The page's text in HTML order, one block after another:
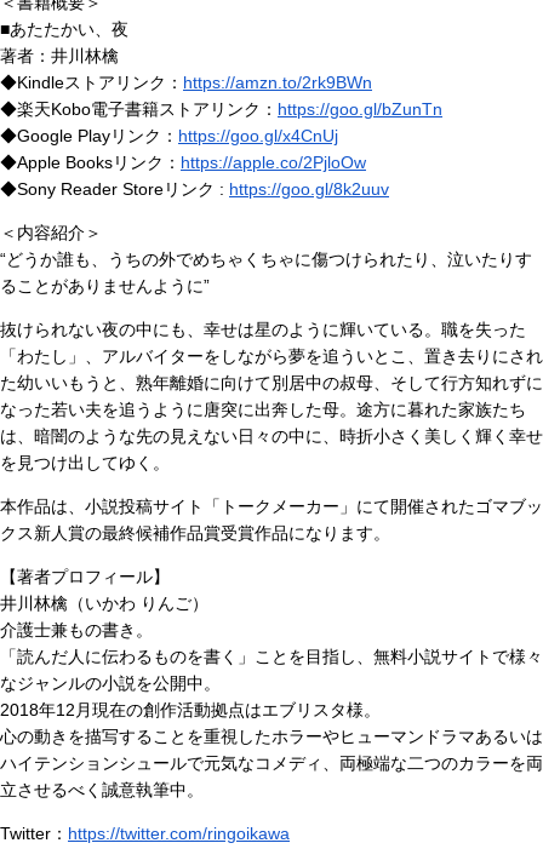
■あたたかい、夜
著者：井川林檎
◆Kindleストアリンク： https://amzn.to/2rk9BWn
◆楽天Kobo電子書籍ストアリンク： https://goo.gl/bZunTn
◆Google Playリンク： https://goo.gl/x4CnUj
◆Apple Booksリンク： https://apple.co/2PjloOw
◆Sony Reader Storeリンク : https://goo.gl/8k2uuv
＜内容紹介＞
“どうか誰も、うちの外でめちゃくちゃに傷つけられたり、泣いたりす
ることがありませんように”
抜けられない夜の中にも、幸せは星のように輝いている。職を失った
「わたし」、アルバイターをしながら夢を追ういとこ、置き去りにされ
た幼いいもうと、熟年離婚に向けて別居中の叔母、そして行方知れずに
なった若い夫を追うように唐突に出奔した母。途方に暮れた家族たち
は、暗闇のような先の見えない日々の中に、時折小さく美しく輝く幸せ
を見つけ出してゆく。
本作品は、小説投稿サイト「トークメーカー」にて開催されたゴマブッ
クス新人賞の最終候補作品賞受賞作品になります。
【著者プロフィール】
井川林檎（いかわ りんご）
介護士兼もの書き。
「読んだ人に伝わるものを書く」ことを目指し、無料小説サイトで様々
なジャンルの小説を公開中。
2018年12月現在の創作活動拠点はエブリスタ様。
心の動きを描写することを重視したホラーやヒューマンドラマあるいは
ハイテンションシュールで元気なコメディ、両極端な二つのカラーを両
立させるべく誠意執筆中。
Twitter： https://twitter.com/ringoikawa